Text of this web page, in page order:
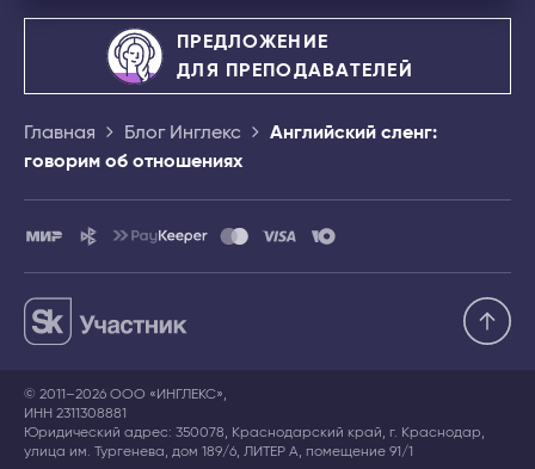
ПРЕДЛОЖЕНИЕ
ДЛЯ ПРЕПОДАВАТЕЛЕЙ
Главная Блог Инглекс
Английский сленг:
говорим об отношениях
© 2011–2026 ООО «ИНГЛЕКС»,
ИНН 2311308881
Юридический адрес: 350078, Краснодарский край, г. Краснодар,
улица им. Тургенева, дом 189/6, ЛИТЕР А, помещение 91/1